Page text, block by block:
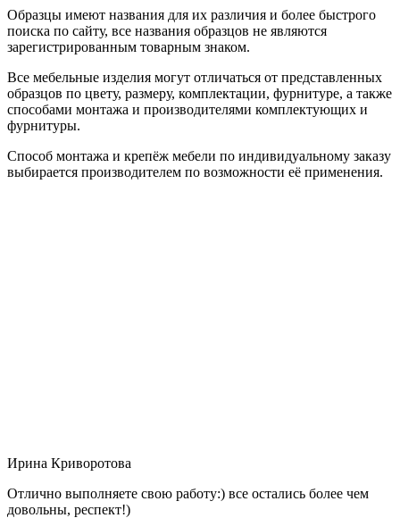
Образцы имеют названия для их различия и более быстрого
поиска по сайту, все названия образцов не являются
зарегистрированным товарным знаком.
Все мебельные изделия могут отличаться от представленных
образцов по цвету, размеру, комплектации, фурнитуре, а также
способами монтажа и производителями комплектующих и
фурнитуры.
Способ монтажа и крепёж мебели по индивидуальному заказу
выбирается производителем по возможности её применения.
Ирина Криворотова
Отлично выполняете свою работу:) все остались более чем
довольны, респект!)